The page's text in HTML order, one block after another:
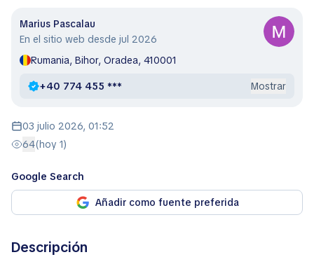
Marius Pascalau
En el sitio web desde jul 2026
Rumania, Bihor, Oradea, 410001
+40 774 455 *** Mostrar
03 julio 2026, 01:52
64(hoy 1)
Google Search
Añadir como fuente preferida
Descripción